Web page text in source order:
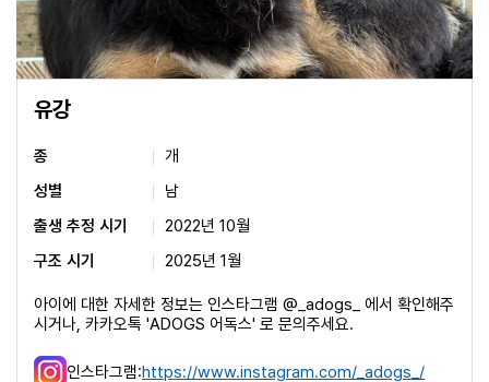
유강
종
개
성별
남
출생 추정 시기
2022년 10월
구조 시기
2025년 1월
아이에 대한 자세한 정보는 인스타그램 @_adogs_ 에서 확인해주
시거나, 카카오톡 'ADOGS 어독스' 로 문의주세요.
인스타그램:https://www.instagram.com/_adogs_/